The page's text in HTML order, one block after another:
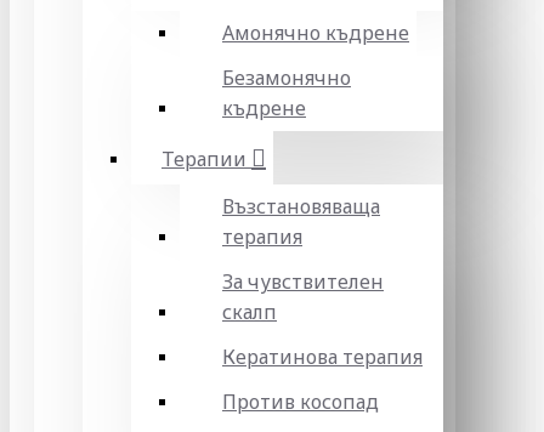
Амонячно къдрене
Безамонячно
къдрене
Терапии
Възстановяваща
терапия
За чувствителен
скалп
Кератинова терапия
Против косопад